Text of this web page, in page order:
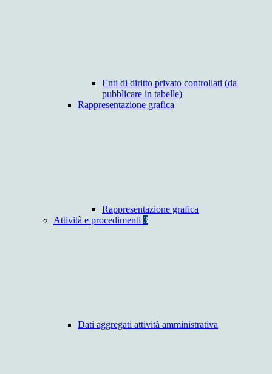
Enti di diritto privato controllati (da
pubblicare in tabelle)
Rappresentazione grafica
Rappresentazione grafica
Attività e procedimenti 3
Dati aggregati attività amministrativa